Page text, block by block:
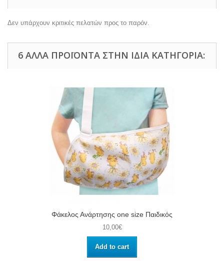
Δεν υπάρχουν κριτικές πελατών προς το παρόν.
6 ΆΛΛΑ ΠΡΟΪΌΝΤΑ ΣΤΗΝ ΊΔΙΑ ΚΑΤΗΓΟΡΊΑ:
Φάκελος Ανάρτησης one size Παιδικός
10,00€
Add to cart